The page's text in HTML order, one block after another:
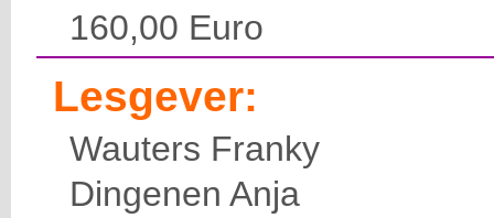
160,00 Euro
Lesgever:
Wauters Franky
Dingenen Anja